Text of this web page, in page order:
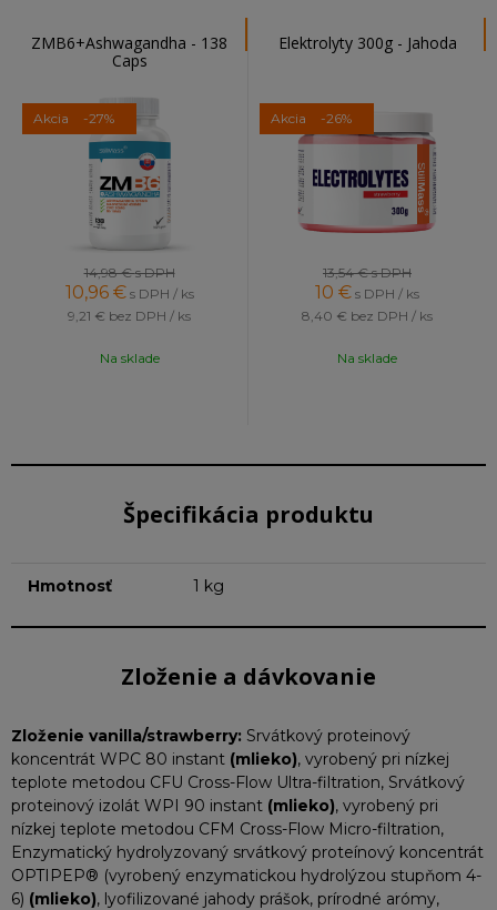
ZMB6+Ashwagandha - 138
Caps
Akcia -27%
14,98 €s DPH
10,96 € s DPH / ks
9,21 € bez DPH / ks
Na sklade
Elektrolyty 300g - Jahoda
Akcia -26%
13,54 €s DPH
10 € s DPH / ks
8,40 € bez DPH / ks
Na sklade
Špecifikácia produktu
Hmotnosť 1 kg
Zloženie a dávkovanie
Zloženie vanilla/strawberry: Srvátkový proteinový
koncentrát WPC 80 instant (mlieko), vyrobený pri nízkej
teplote metodou CFU Cross-Flow Ultra-filtration, Srvátkový
proteinový izolát WPI 90 instant (mlieko), vyrobený pri
nízkej teplote metodou CFM Cross-Flow Micro-filtration,
Enzymatický hydrolyzovaný srvátkový proteínový koncentrát
OPTIPEP® (vyrobený enzymatickou hydrolýzou stupňom 4-
6) (mlieko), lyofilizované jahody prášok, prírodné arómy,